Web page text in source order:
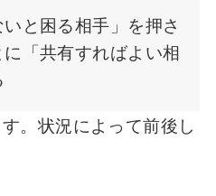
と困る相手」を押さ
「共有すればよい相
。状況によって前後し